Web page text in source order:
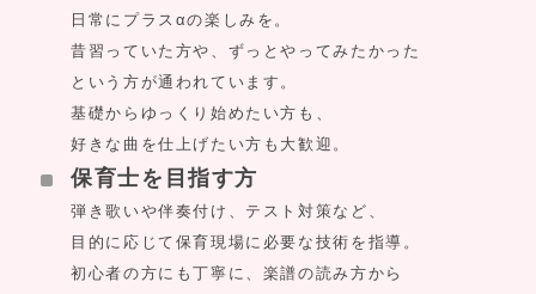
日常にプラスαの楽しみを。
昔習っていた方や、ずっとやってみたかった
という方が通われています。
基礎からゆっくり始めたい方も、
好きな曲を仕上げたい方も大歓迎。
保育士を目指す方
弾き歌いや伴奏付け、テスト対策など、
目的に応じて保育現場に必要な技術を指導。
初心者の方にも丁寧に、楽譜の読み方から